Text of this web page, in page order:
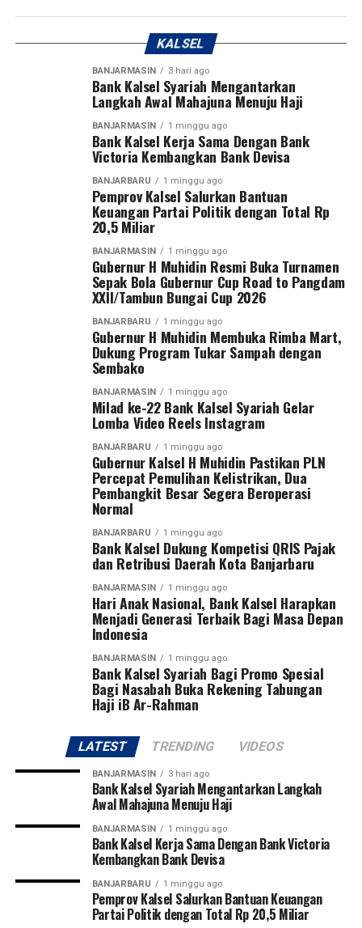
menjunjung tinggi sportivitas, sedangkan perangkat
pertandingan diminta memimpin kompetisi secara
Dengan mengucapkan Bismillahirrahmanirrahim,
Gubernur H. Muhidin secara resmi membuka Turnamen
Sepak Bola Gubernur Cup Road to Pangdam
XXII/Tambun Bungai Cup 2026.
Sementara itu, Pangdam XXII/Tambun Bungai Mayjen
TNI Zainal Arifin menegaskan turnamen ini merupakan
langkah nyata Kodam XXII/Tambun Bungai dalam
membangun ekosistem pembinaan sepak bola di dua
wilayah yang berada di bawah tanggung jawabnya, yakni
Kalimantan Selatan dan Kalimantan Tengah.
sekitar satu tahun, diperlukan wadah kompetisi yang
mampu menjaring talenta-talenta muda terbaik.
“Karena kita baru berdiri sekitar satu tahun dan
memiliki dua wilayah, yaitu Kalimantan Tengah dan
Kalimantan Selatan. Oleh karena itu, kami menggelar
turnamen sepak bola ini untuk mencari bibit-bibit anak
muda dari kedua provinsi tersebut,” ujar Pangdam Zainal
Pangdam menegaskan sepak bola bukan hanya olahraga
yang paling digemari masyarakat, tetapi juga sarana
membentuk karakter generasi muda melalui nilai
Turnamen ini diikuti 27 tim, terdiri dari 13 klub asal
Kalimantan Selatan dan 14 klub asal Kalimantan
Tengah. Dua tim terbaik dari masing-masing provinsi
akan melaju ke putaran final Pangdam XXII/Tambun
Bungai Cup 2026 yang dijadwalkan berlangsung di
Stadion Sangga Buana, Kalimantan Tengah, pada 6–8
Pangdam juga berharap dari kompetisi perdana tersebut
akan lahir pemain-pemain potensial yang mampu
membawa nama harum Kalimantan Selatan dan
Kalimantan Tengah di tingkat nasional bahkan
internasional.
Pembukaan turnamen semakin meriah dengan laga
perdana yang mempertemukan tim Kabupaten Tapin
melawan Kabupaten Hulu Sungai Utara (HSU). Kegiatan
“Selamat Hari Anak Nasional. Mari terus hadir dengan
penuh kasih agar anak-anak dapat tumbuh, bermimpi,
dan menjadi generasi terbaik bagi masa depan
Indonesia,” demikian pesan Bank Kalsel. [adv/riv]
Post Views: 31
Sebarkan
WhatsApp 0
Messenger 0 Twitter 0
KALSEL
BANJARMASIN 3 hari ago
Bank Kalsel Syariah Mengantarkan
Langkah Awal Mahajuna Menuju Haji
BANJARMASIN 1 minggu ago
Bank Kalsel Kerja Sama Dengan Bank
Victoria Kembangkan Bank Devisa
BANJARBARU 1 minggu ago
Pemprov Kalsel Salurkan Bantuan
Keuangan Partai Politik dengan Total Rp
20,5 Miliar
BANJARMASIN 1 minggu ago
Gubernur H Muhidin Resmi Buka Turnamen
Sepak Bola Gubernur Cup Road to Pangdam
XXII/Tambun Bungai Cup 2026
BANJARBARU 1 minggu ago
Gubernur H Muhidin Membuka Rimba Mart,
Dukung Program Tukar Sampah dengan
Sembako
BANJARMASIN 1 minggu ago
Milad ke-22 Bank Kalsel Syariah Gelar
Lomba Video Reels Instagram
BANJARBARU 1 minggu ago
Gubernur Kalsel H Muhidin Pastikan PLN
Percepat Pemulihan Kelistrikan, Dua
Pembangkit Besar Segera Beroperasi
Normal
BANJARBARU 1 minggu ago
Bank Kalsel Dukung Kompetisi QRIS Pajak
dan Retribusi Daerah Kota Banjarbaru
BANJARMASIN 1 minggu ago
Hari Anak Nasional, Bank Kalsel Harapkan
Menjadi Generasi Terbaik Bagi Masa Depan
Indonesia
BANJARMASIN 1 minggu ago
Bank Kalsel Syariah Bagi Promo Spesial
Bagi Nasabah Buka Rekening Tabungan
Haji iB Ar-Rahman
LATEST TRENDING VIDEOS
BANJARMASIN 3 hari ago
Bank Kalsel Syariah Mengantarkan Langkah
Awal Mahajuna Menuju Haji
BANJARMASIN 1 minggu ago
Bank Kalsel Kerja Sama Dengan Bank Victoria
Kembangkan Bank Devisa
BANJARBARU 1 minggu ago
Pemprov Kalsel Salurkan Bantuan Keuangan
Partai Politik dengan Total Rp 20,5 Miliar